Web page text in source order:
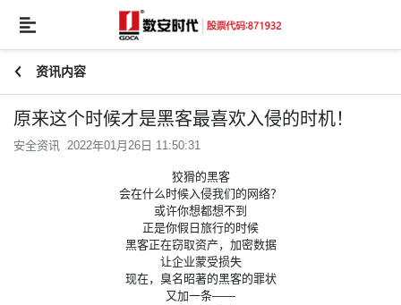
资讯内容
原来这个时候才是黑客最喜欢入侵的时机！
安全资讯 2022年01月26日 11:50:31
狡猾的黑客
会在什么时候入侵我们的网络？
或许你想都想不到
正是你假日旅行的时候
黑客正在窃取资产，加密数据
让企业蒙受损失
现在，臭名昭著的黑客的罪状
又加一条——